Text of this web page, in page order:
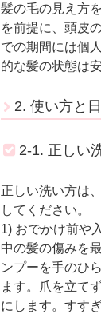
髪の毛の見え方
を前提に、頭皮
での期間には個
的な髪の状態は
2. 使い方と
2-1. 正しい
正しい洗い方は
してください。
1) おでかけ前や
中の髪の傷みを
ンプーを手のひ
ます。爪を立て
にします。すす